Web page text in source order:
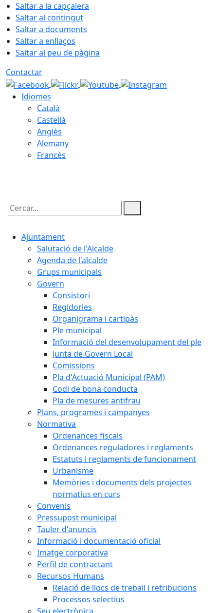
Saltar a la capçalera
Saltar al contingut
Saltar a documents
Saltar a enllaços
Saltar al peu de pàgina
Contactar
Idiomes
Català
Castellà
Anglès
Alemany
Francès
Cercar:
Ajuntament
Salutació de l'Alcalde
Agenda de l'alcalde
Grups municipals
Govern
Consistori
Regidories
Organigrama i cartipàs
Ple municipal
Informació del desenvolupament del ple
Junta de Govern Local
Comissions
Pla d'Actuació Municipal (PAM)
Codi de bona conducta
Pla de mesures antifrau
Plans, programes i campanyes
Normativa
Ordenances fiscals
Ordenances reguladores i reglaments
Estatuts i reglaments de funcionament
Urbanisme
Memòries i documents dels projectes
normatius en curs
Convenis
Pressupost municipal
Tauler d'anuncis
Informació i documentació oficial
Imatge corporativa
Perfil de contractant
Recursos Humans
Relació de llocs de treball i retribucions
Processos selectius